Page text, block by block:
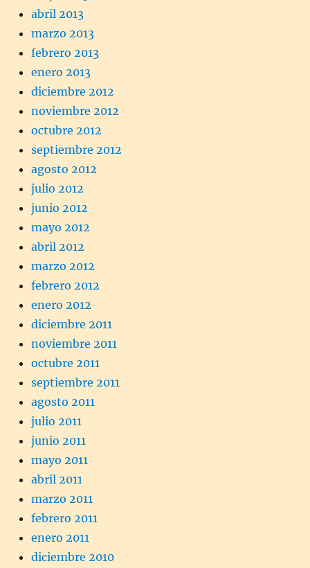
abril 2013
marzo 2013
febrero 2013
enero 2013
diciembre 2012
noviembre 2012
octubre 2012
septiembre 2012
agosto 2012
julio 2012
junio 2012
mayo 2012
abril 2012
marzo 2012
febrero 2012
enero 2012
diciembre 2011
noviembre 2011
octubre 2011
septiembre 2011
agosto 2011
julio 2011
junio 2011
mayo 2011
abril 2011
marzo 2011
febrero 2011
enero 2011
diciembre 2010